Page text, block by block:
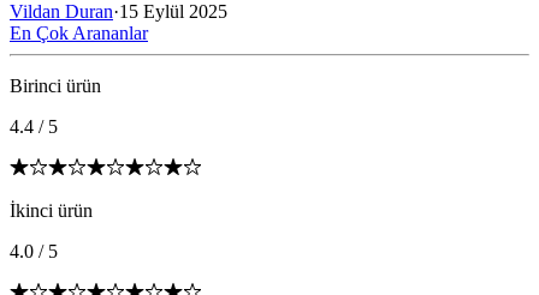
Vildan Duran·15 Eylül 2025
En Çok Arananlar
Birinci ürün
4.4 / 5
İkinci ürün
4.0 / 5